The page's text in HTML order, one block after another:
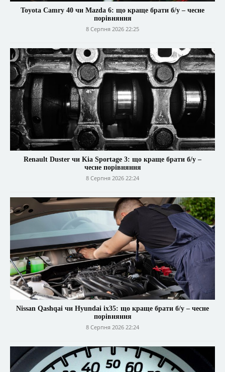
Toyota Camry 40 чи Mazda 6: що краще брати б/у – чесне
порівняння
8 Серпня 2026 22:25
Renault Duster чи Kia Sportage 3: що краще брати б/у –
чесне порівняння
8 Серпня 2026 22:24
Nissan Qashqai чи Hyundai ix35: що краще брати б/у – чесне
порівняння
8 Серпня 2026 22:24